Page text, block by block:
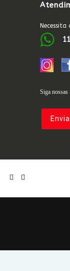
Siga nossas